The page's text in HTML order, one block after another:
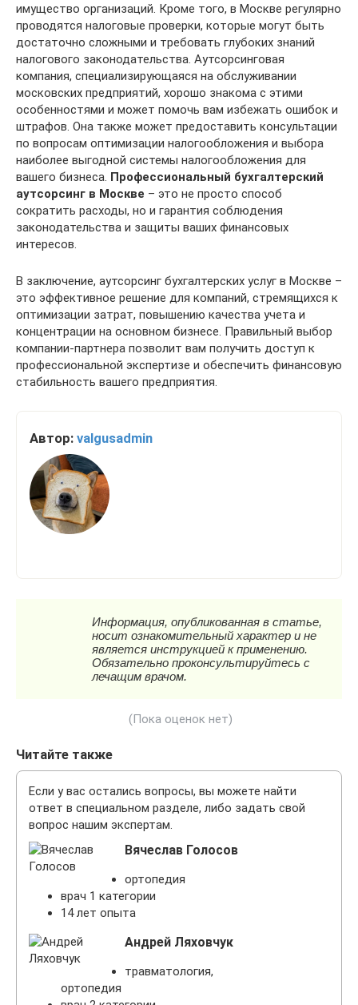
имущество организаций. Кроме того, в Москве регулярно
проводятся налоговые проверки, которые могут быть
достаточно сложными и требовать глубоких знаний
налогового законодательства. Аутсорсинговая
компания, специализирующаяся на обслуживании
московских предприятий, хорошо знакома с этими
особенностями и может помочь вам избежать ошибок и
штрафов. Она также может предоставить консультации
по вопросам оптимизации налогообложения и выбора
наиболее выгодной системы налогообложения для
вашего бизнеса. Профессиональный бухгалтерский
аутсорсинг в Москве – это не просто способ
сократить расходы, но и гарантия соблюдения
законодательства и защиты ваших финансовых
интересов.
В заключение, аутсорсинг бухгалтерских услуг в Москве –
это эффективное решение для компаний, стремящихся к
оптимизации затрат, повышению качества учета и
концентрации на основном бизнесе. Правильный выбор
компании-партнера позволит вам получить доступ к
профессиональной экспертизе и обеспечить финансовую
стабильность вашего предприятия.
Автор: valgusadmin
(Пока оценок нет)
Читайте также
Если у вас остались вопросы, вы можете найти
ответ в специальном разделе, либо задать свой
вопрос нашим экспертам.
Вячеслав Голосов
ортопедия
врач 1 категории
14 лет опыта
Андрей Ляховчук
травматология,
ортопедия